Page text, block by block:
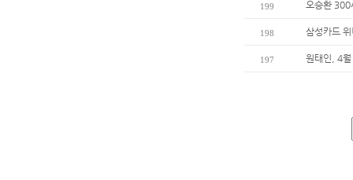
199 오승환 300
198 삼성카드
197 원태인, 4